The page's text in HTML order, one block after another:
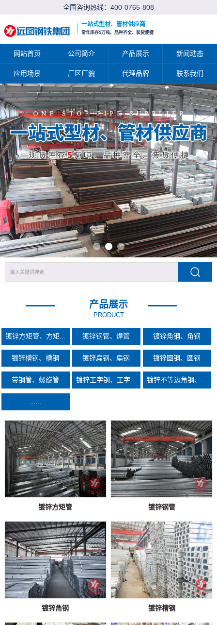
全国咨询热线： 400-0765-808
一站式型材、管材供应商
常年库存5万吨、品种齐全、装货便捷
网站首页 公司简介 产品展示 新闻动态
应用场景 厂区厂貌 代理品牌 联系我们
产品展示
PRODUCT
镀锌方矩管、方矩... 镀锌钢管、焊管 镀锌角钢、角钢
镀锌槽钢、槽钢 镀锌扁钢、扁钢 镀锌圆钢、圆钢
带钢管、螺旋管 镀锌工字钢、工字... 镀锌不等边角钢、...
......
镀锌方矩管 镀锌钢管
镀锌角钢 镀锌槽钢